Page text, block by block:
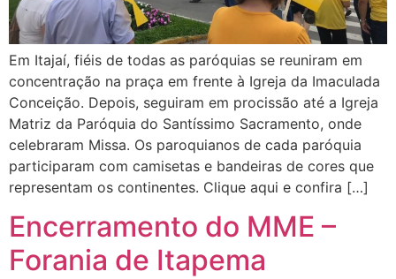
Em Itajaí, fiéis de todas as paróquias se reuniram em
concentração na praça em frente à Igreja da Imaculada
Conceição. Depois, seguiram em procissão até a Igreja
Matriz da Paróquia do Santíssimo Sacramento, onde
celebraram Missa. Os paroquianos de cada paróquia
participaram com camisetas e bandeiras de cores que
representam os continentes. Clique aqui e confira […]
Encerramento do MME –
Forania de Itapema